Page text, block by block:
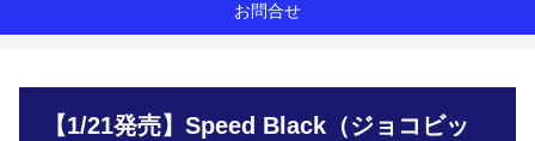
お問合せ
【1/21発売】Speed Black（ジョコビッ